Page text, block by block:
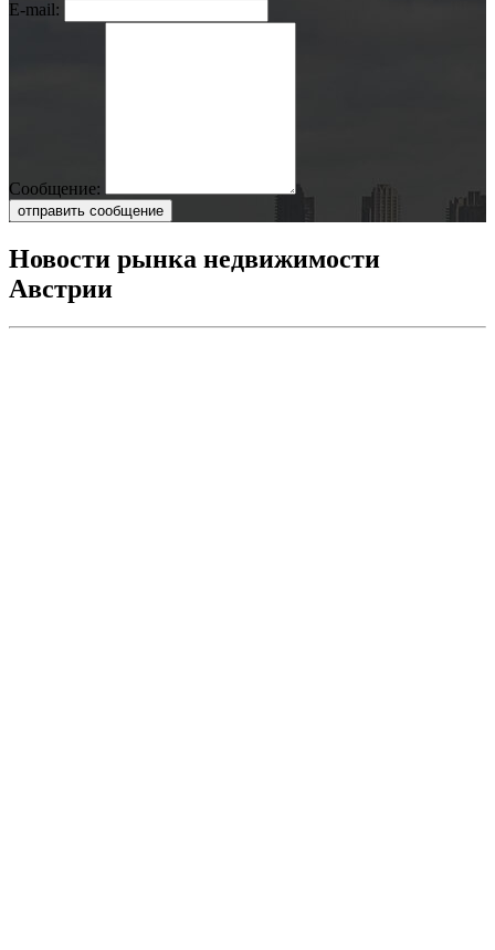
E-mail:
Сообщение:
отправить сообщение
Новости рынка недвижимости
Австрии